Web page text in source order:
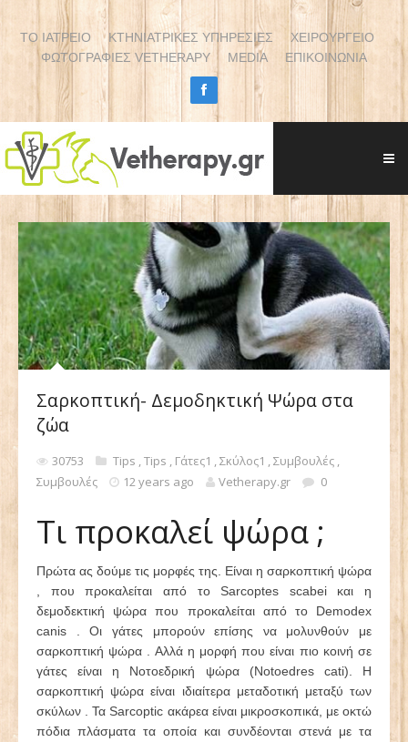
ΤΟ ΙΑΤΡΕΙΟ ΚΤΗΝΙΑΤΡΙΚΕΣ ΥΠΗΡΕΣΙΕΣ
ΧΕΙΡΟΥΡΓΕΙΟ
ΦΩΤΟΓΡΑΦΙΕΣ VETHERAPY
MEDIA ΕΠΙΚΟΙΝΩΝΙΑ
Σαρκοπτική- Δεμοδηκτική Ψώρα στα
ζώα
30753 Tips ,Tips , Γάτες1 ,Σκύλος1 ,Συμβουλές ,
Συμβουλές
12 years ago Vetherapy.gr 0
Τι προκαλεί ψώρα ;
Πρώτα ας δούμε τις μορφές της. Είναι η σαρκοπτική ψώρα
, που προκαλείται από το Sarcoptes scabei και η
δεμοδεκτική ψώρα που προκαλείται από το Demodex
canis . Οι γάτες μπορούν επίσης να μολυνθούν με
σαρκοπτική ψώρα . Αλλά η μορφή που είναι πιο κοινή σε
γάτες είναι η Νοτοεδρική ψώρα (Notoedres cati). Η
σαρκοπτική ψώρα είναι ιδιαίτερα μεταδοτική μεταξύ των
σκύλων . Τα Sarcoptic ακάρεα είναι μικροσκοπικά, με οκτώ
πόδια πλάσματα τα οποία και συνδέονται στενά με τα